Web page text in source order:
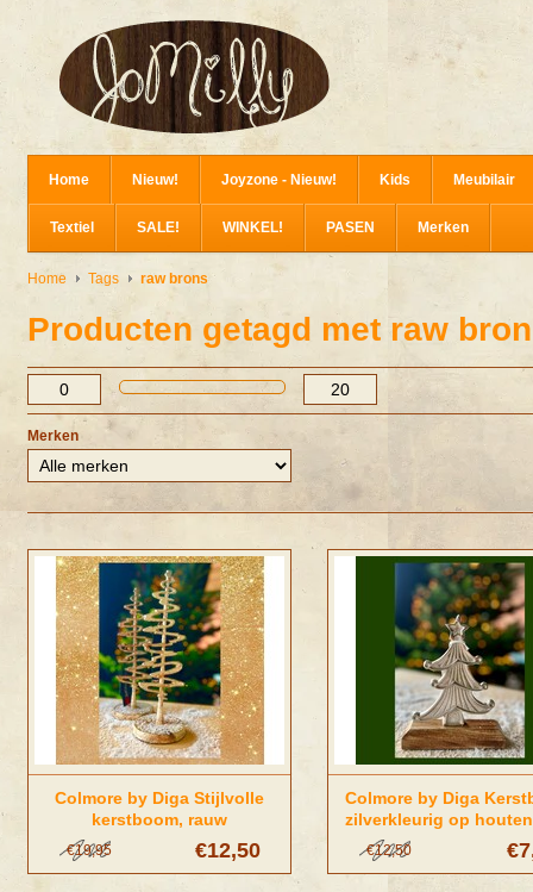
Home Nieuw! Joyzone - Nieuw! Kids Meubilair
Textiel SALE! WINKEL! PASEN Merken
Home Tags raw brons
Producten getagd met raw
Merken
Colmore by Diga Stijlvolle
kerstboom, rauw
zilver/roestkleurig | Diga
€12,50
€19,95
Colmore by Diga
zilverkleurig op
€12,50